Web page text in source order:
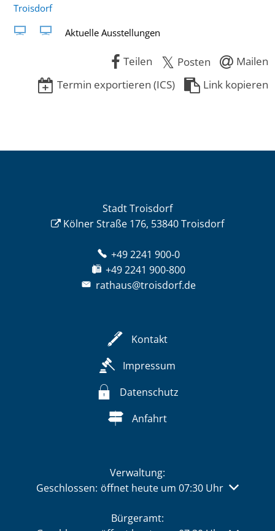
Troisdorf
Aktuelle Ausstellungen
Teilen Posten
Mailen
Termin exportieren (ICS)
Link kopieren
Stadt Troisdorf
Kölner Straße 176, 53840 Troisdorf
+49 2241 900-0
+49 2241 900-800
rathaus@troisdorf.de
Kontakt
Impressum
Datenschutz
Anfahrt
Verwaltung:
Klicken, um weitere Öffnungs- oder Schließzeiten
Geschlossen: öffnet heute um 07:30 Uhr
Bürgeramt: